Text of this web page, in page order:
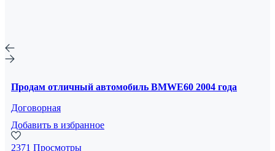
Продам отличный автомобиль BMWE60 2004 года
Договорная
Добавить в избранное
2371 Просмотры